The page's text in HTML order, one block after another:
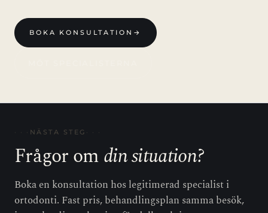
BOKA KONSULTATION →
NÄSTA STEG
Frågor omdin situation?
Boka en konsultation hos legitimerad specialist i
ortodonti. Fast pris, behandlingsplan samma besök,